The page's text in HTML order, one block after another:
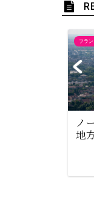
フラン
ノ
地